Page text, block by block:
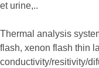
et urine,..
Thermal analysis
flash, xenon flash thin
conductivity/resitivity/